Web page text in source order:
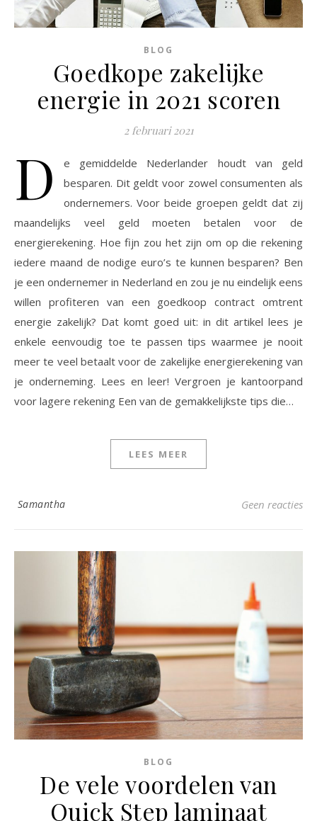
BLOG
Goedkope zakelijke
energie in 2021 scoren
2 februari 2021
D
e gemiddelde Nederlander houdt van geld
besparen. Dit geldt voor zowel consumenten als
ondernemers. Voor beide groepen geldt dat zij
maandelijks veel geld moeten betalen voor de
energierekening. Hoe fijn zou het zijn om op die rekening
iedere maand de nodige euro’s te kunnen besparen? Ben
je een ondernemer in Nederland en zou je nu eindelijk eens
willen profiteren van een goedkoop contract omtrent
energie zakelijk? Dat komt goed uit: in dit artikel lees je
enkele eenvoudig toe te passen tips waarmee je nooit
meer te veel betaalt voor de zakelijke energierekening van
je onderneming. Lees en leer! Vergroen je kantoorpand
voor lagere rekening Een van de gemakkelijkste tips die…
LEES MEER
Samantha Geen reacties
BLOG
De vele voordelen van
Quick Step laminaat